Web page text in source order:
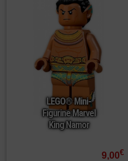
LEGO® Mini-
Figurine Marvel
King Namor
9,00€